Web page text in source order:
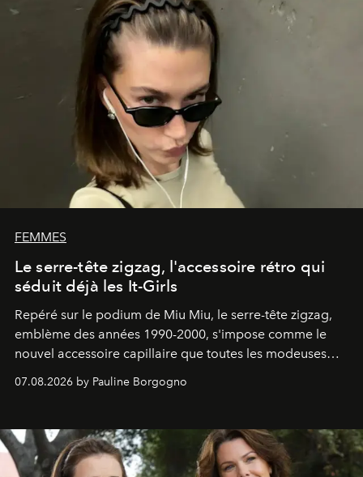
FEMMES
Le serre-tête zigzag, l'accessoire rétro qui
séduit déjà les It-Girls
Repéré sur le podium de Miu Miu, le serre-tête zigzag,
emblème des années 1990-2000, s'impose comme le
nouvel accessoire capillaire que toutes les modeuses
s'arrachent déjà.
07.08.2026 by Pauline Borgogno